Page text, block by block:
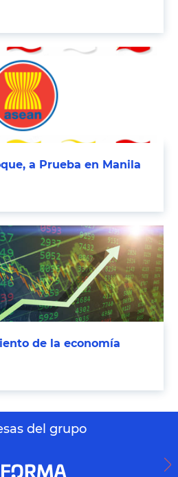
a Prueba en Manila
de la economía
del grupo